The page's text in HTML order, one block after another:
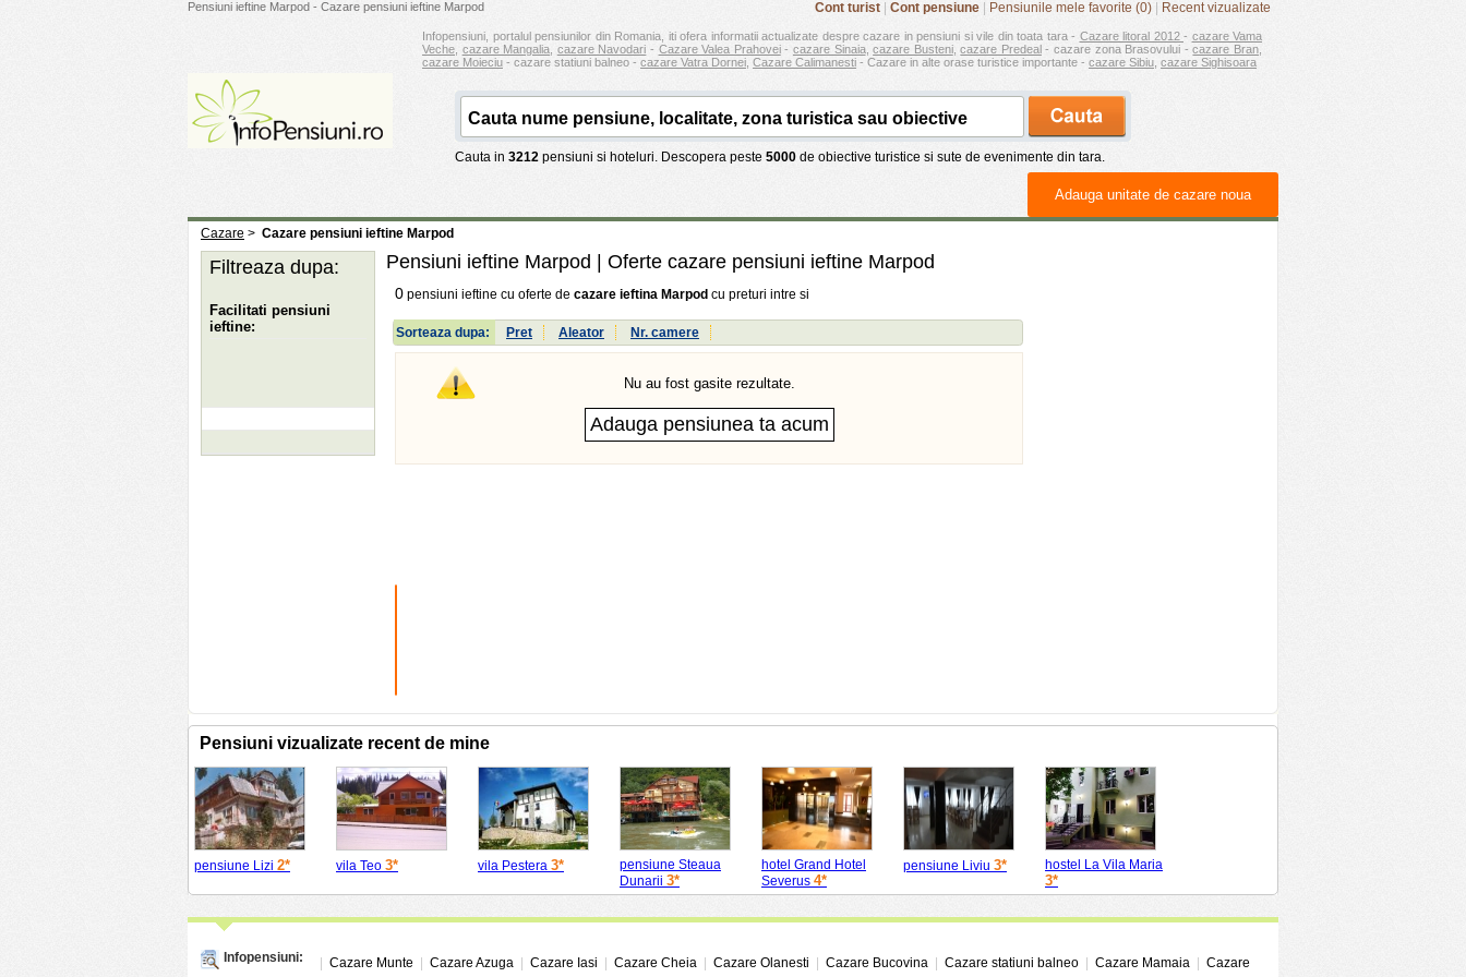
Pensiuni ieftine Marpod - Cazare pensiuni ieftine Marpod Cont turist Cont pensiune Pensiunile mele favorite (0) Recent vizualizate
Infopensiuni, portalul pensiunilor din Romania, iti ofera informatii actualizate despre cazare in pensiuni si vile din toata tara - Cazare litoral 2012 - cazare Vama
Veche cazare Mangalia cazare Navodari - Cazare Valea Prahovei- cazare Sinaia,cazare Busteni,cazare Predeal- cazare zona Brasovului -cazare Bran
cazare Moieciu - cazare statiuni balneo - cazare Vatra Dornei Cazare Calimanesti - Cazare in alte orase turistice importante - cazare Sibiu cazare Sighisoara
Cauta in 3212 pensiuni si hoteluri. Descopera peste 5000 de obiective turistice si sute de evenimente din tara.
Adauga unitate de cazare noua
Cazare > Cazare pensiuni ieftine Marpod
Pensiuni ieftine Marpod | Oferte cazare pensiuni ieftine Marpod
0 pensiuni ieftine cu oferte de cazare ieftina Marpod cu preturi intre si
Sorteaza dupa: Pret Aleator Nr. camere
Nu au fost gasite rezultate.
Filtreaza dupa:
Facilitati pensiuni
ieftine:
Pensiuni vizualizate recent de mine
pensiune Lizi 2* vila Teo 3* vila Pestera 3*
pensiune Steaua
Dunarii 3*
hotel Grand Hotel
Severus 4*
pensiune Liviu 3* hostel La Vila Maria
3*
Infopensiuni: Cazare Munte Cazare Azuga Cazare Iasi Cazare Cheia Cazare Olanesti Cazare Bucovina Cazare statiuni balneo Cazare Mamaia Cazare